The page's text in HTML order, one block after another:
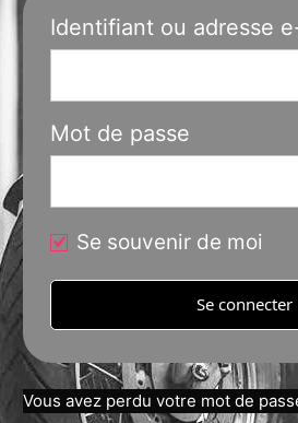
Identifiant ou adresse
Mot de passe
Se souvenir de moi
Vous avez perdu votre mot de